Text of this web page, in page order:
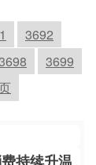
3692
3699